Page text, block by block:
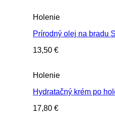
Holenie
Prírodný olej na bradu
13,50 €
Holenie
Hydratačný krém po
17,80 €